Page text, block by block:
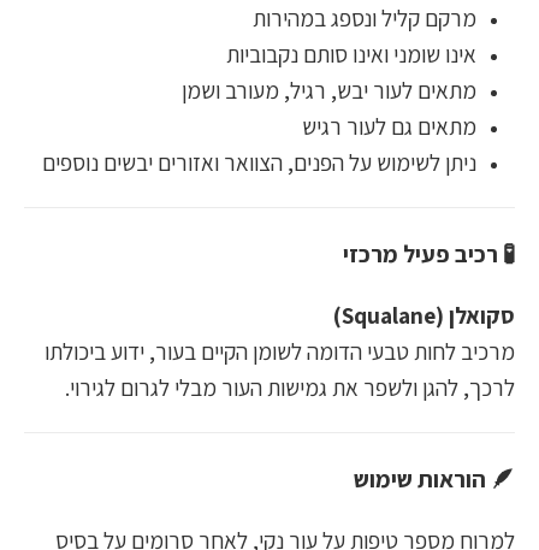
מרקם קליל ונספג במהירות
אינו שומני ואינו סותם נקבוביות
מתאים לעור יבש, רגיל, מעורב ושמן
מתאים גם לעור רגיש
ניתן לשימוש על הפנים, הצוואר ואזורים יבשים נוספים
🧪 רכיב פעיל מרכזי
סקואלן (Squalane)
מרכיב לחות טבעי הדומה לשומן הקיים בעור, ידוע ביכולתו
לרכך, להגן ולשפר את גמישות העור מבלי לגרום לגירוי.
🪶 הוראות שימוש
למרוח מספר טיפות על עור נקי, לאחר סרומים על בסיס